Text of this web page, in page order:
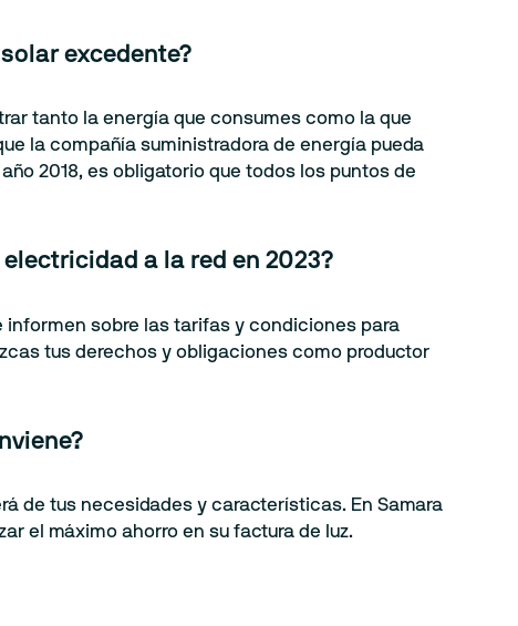
excedente?
tanto la energía que consumes como la que
la compañía suministradora de energía pueda
2018, es obligatorio que todos los puntos de
a la red en 2023?
sobre las tarifas y condiciones para
tus derechos y obligaciones como productor
de tus necesidades y características. En Samara
el máximo ahorro en su factura de luz.